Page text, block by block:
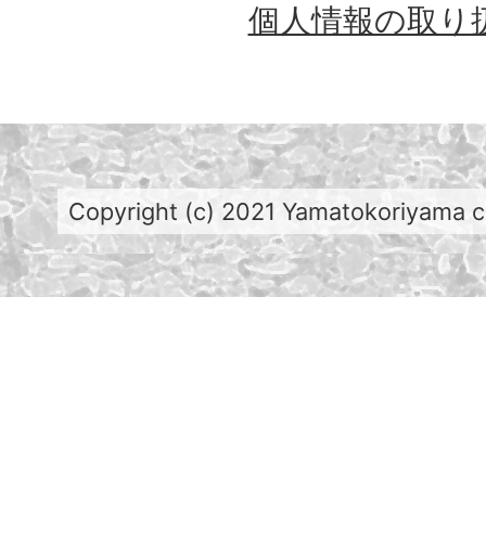
個人情報の取り
Copyright (c) 2021 Yamatokoriyama